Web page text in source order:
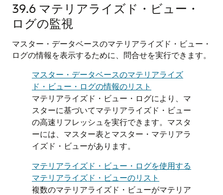
39.6 マテリアライズド・ビュー・
ログの監視
マスター・データベースのマテリアライズド・ビュー・
ログの情報を表示するために、問合せを実行できます。
マスター・データベースのマテリアライズ
ド・ビュー・ログの情報のリスト
マテリアライズド・ビュー・ログにより、マ
スターに基づいてマテリアライズド・ビュー
の高速リフレッシュを実行できます。マスタ
ーには、マスター表とマスター・マテリアラ
イズド・ビューがあります。
マテリアライズド・ビュー・ログを使用する
マテリアライズド・ビューのリスト
複数のマテリアライズド・ビューがマテリア